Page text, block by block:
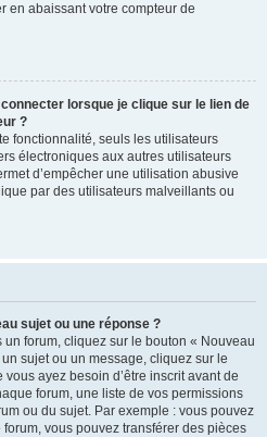
en abaissant votre compteur de
lorsque je clique sur le lien de
?
fonctionnalité, seuls les utilisateurs
électroniques aux autres utilisateurs
d’empêcher une utilisation abusive
par des utilisateurs malveillants ou
sujet ou une réponse ?
forum, cliquez sur le bouton « Nouveau
sujet ou un message, cliquez sur le
ayez besoin d’être inscrit avant de
forum, une liste de vos permissions
ou du sujet. Par exemple : vous pouvez
vous pouvez transférer des pièces